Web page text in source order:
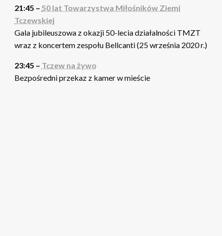
21:45 – 50 lat Towarzystwa Miłośników Ziemi
Tczewskiej
Gala jubileuszowa z okazji 50-lecia działalności TMZT
wraz z koncertem zespołu Bellcanti (25 września 2020 r.)
23:45 – Tczew na żywo
Bezpośredni przekaz z kamer w mieście